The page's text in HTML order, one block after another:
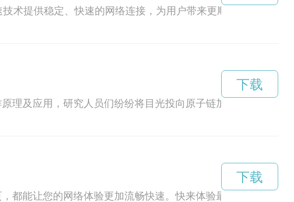
术提供稳定、快速的网络连接，为用户带来更顺畅的上网体验
理及应用，研究人员们纷纷将目光投向原子链加速器下载。
下载
都能让您的网络体验更加流畅快速。快来体验最新的网络加速
下载